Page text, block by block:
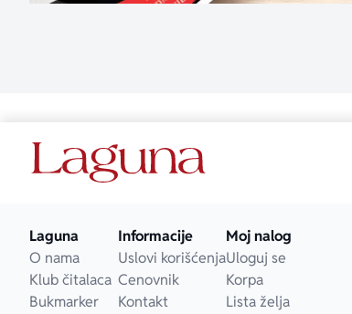
Laguna
O nama
Klub čitalaca
Bukmarker
Informacije
Uslovi korišćenja
Cenovnik
Kontakt
Moj nalog
Uloguj se
Korpa
Lista želja